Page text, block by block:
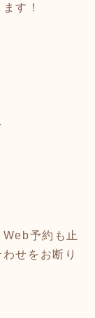
す！
予約も止
せをお断り